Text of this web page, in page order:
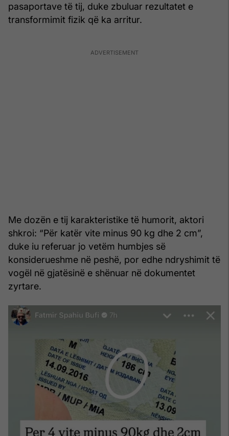
pasaportave të tij, duke zbuluar rezultatet e
transformimit fizik që ka arritur.
Me dozën e tij karakteristike të humorit, aktori
shkroi: “Për katër vite minus 90 kg dhe 2 cm”,
duke iu referuar jo vetëm humbjes së
konsiderueshme në peshë, por edhe ndryshimit të
vogël në gjatësinë e shënuar në dokumentet
zyrtare.